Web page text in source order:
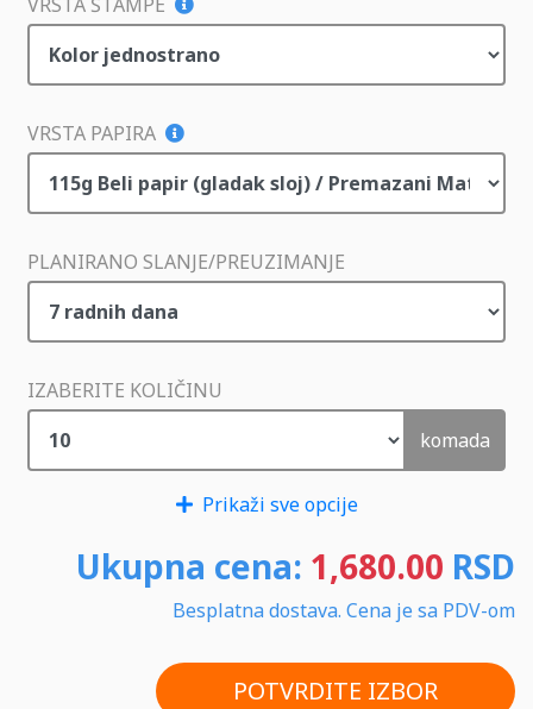
VRSTA PAPIRA
PLANIRANO SLANJE/PREUZIMANJE
IZABERITE KOLIČINU
komada
Prikaži sve opcije
Ukupna cena: 1,680.00 RSD
Besplatna dostava. Cena je sa PDV-om
POTVRDITE IZBOR